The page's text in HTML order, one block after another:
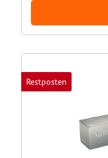
Restposten